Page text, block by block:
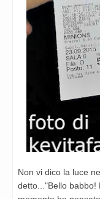
Non vi dico la luce
detto..."Bello